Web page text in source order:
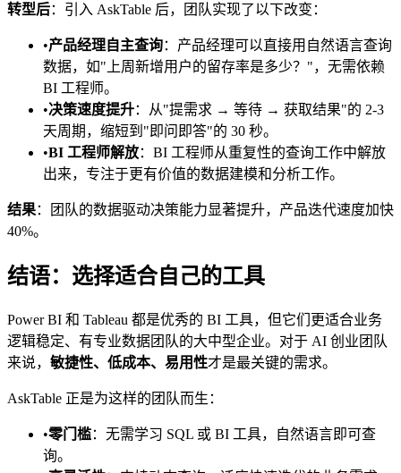
转型后：引入 AskTable 后，团队实现了以下改变：
•产品经理自主查询：产品经理可以直接用自然语言查询
数据，如"上周新增用户的留存率是多少？"，无需依赖
BI 工程师。
•决策速度提升：从"提需求 → 等待 → 获取结果"的 2-3
天周期，缩短到"即问即答"的 30 秒。
•BI 工程师解放：BI 工程师从重复性的查询工作中解放
出来，专注于更有价值的数据建模和分析工作。
结果：团队的数据驱动决策能力显著提升，产品迭代速度加快
40%。
结语：选择适合自己的工具
Power BI 和 Tableau 都是优秀的 BI 工具，但它们更适合业务
逻辑稳定、有专业数据团队的大中型企业。对于 AI 创业团队
来说， 敏捷性、低成本、易用性才是最关键的需求。
AskTable 正是为这样的团队而生：
•零门槛：无需学习 SQL 或 BI 工具，自然语言即可查
询。